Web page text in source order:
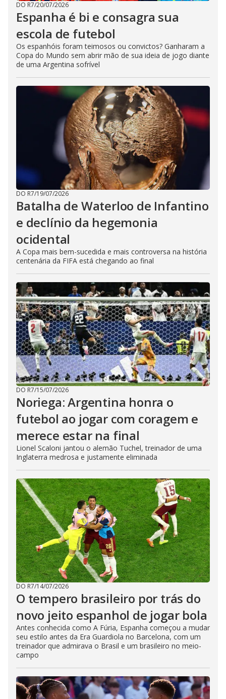
DO R7/20/07/2026
Espanha é bi e consagra sua
escola de futebol
Os espanhóis foram teimosos ou convictos? Ganharam a
Copa do Mundo sem abrir mão de sua ideia de jogo diante
de uma Argentina sofrível
DO R7/19/07/2026
Batalha de Waterloo de Infantino
e declínio da hegemonia
ocidental
A Copa mais bem-sucedida e mais controversa na história
centenária da FIFA está chegando ao final
DO R7/15/07/2026
Noriega: Argentina honra o
futebol ao jogar com coragem e
merece estar na final
Lionel Scaloni jantou o alemão Tuchel, treinador de uma
Inglaterra medrosa e justamente eliminada
DO R7/14/07/2026
O tempero brasileiro por trás do
novo jeito espanhol de jogar bola
Antes conhecida como A Fúria, Espanha começou a mudar
seu estilo antes da Era Guardiola no Barcelona, com um
treinador que admirava o Brasil e um brasileiro no meio-
campo